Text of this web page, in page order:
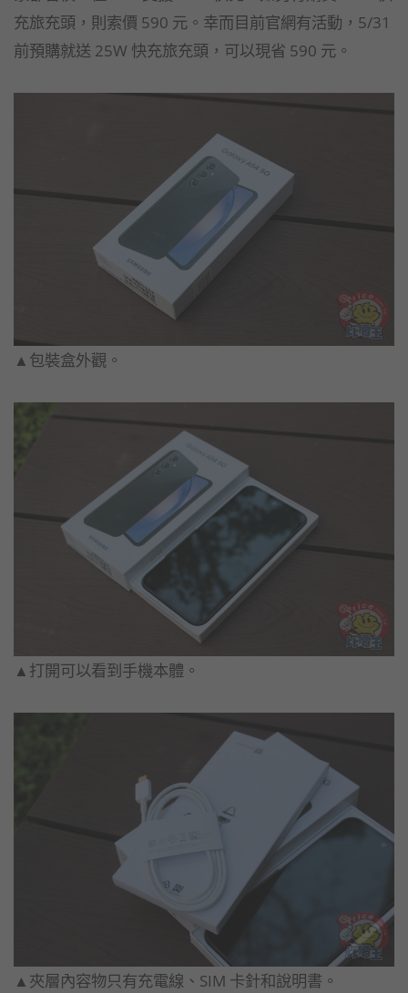
充旅充頭，則索價 590 元。幸而目前官網有活動，5/31
前預購就送 25W 快充旅充頭，可以現省 590 元。
▲包裝盒外觀。
▲打開可以看到手機本體。
▲夾層內容物只有充電線、SIM 卡針和說明書。